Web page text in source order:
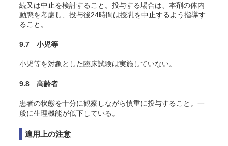
続又は中止を検討すること。投与する場合は、本剤の体内
動態を考慮し、投与後24時間は授乳を中止するよう指導す
ること。
9.7 小児等
小児等を対象とした臨床試験は実施していない。
9.8 高齢者
患者の状態を十分に観察しながら慎重に投与すること。一
般に生理機能が低下している。
適用上の注意